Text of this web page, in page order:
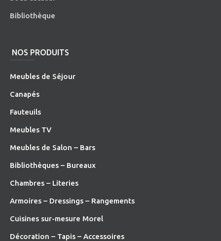
Bibliothèque
NOS PRODUITS
Meubles de Séjour
Canapés
Fauteuils
Meubles TV
Meubles de Salon – Bars
Bibliothèques – Bureaux
Chambres – Literies
Armoires – Dressings – Rangements
Cuisines sur-mesure Morel
Décoration – Tapis – Accessoires